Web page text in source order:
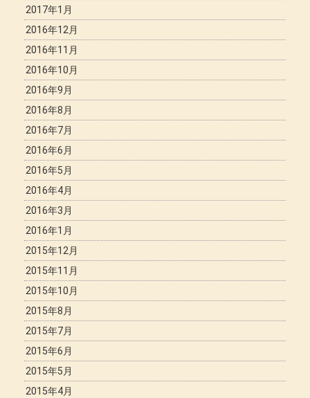
2017年1月
2016年12月
2016年11月
2016年10月
2016年9月
2016年8月
2016年7月
2016年6月
2016年5月
2016年4月
2016年3月
2016年1月
2015年12月
2015年11月
2015年10月
2015年8月
2015年7月
2015年6月
2015年5月
2015年4月